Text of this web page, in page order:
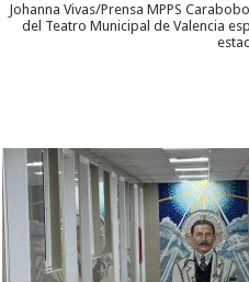
Johanna Vivas/Prensa MPPS
del Teatro Municipal de Valencia